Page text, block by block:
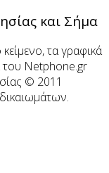
και Σήμα
τα γραφικά
του Netphone.gr
© 2011